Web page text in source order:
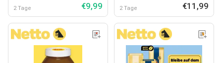
2 Tage €9,99 2 Tage €11,99